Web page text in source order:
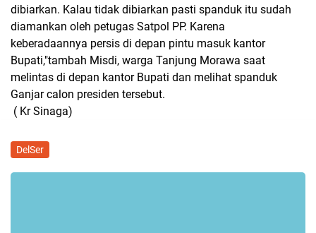
dibiarkan. Kalau tidak dibiarkan pasti spanduk itu sudah
diamankan oleh petugas Satpol PP. Karena
keberadaannya persis di depan pintu masuk kantor
Bupati,"tambah Misdi, warga Tanjung Morawa saat
melintas di depan kantor Bupati dan melihat spanduk
Ganjar calon presiden tersebut.
( Kr Sinaga)
DelSer